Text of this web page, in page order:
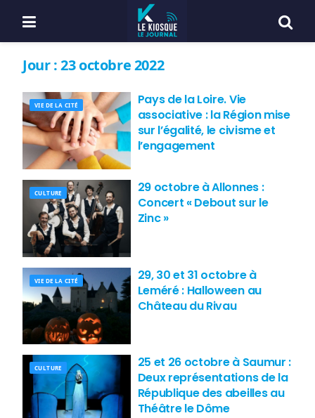
Jour :23 octobre 2022
VIE DE LA CITÉ
Pays de la Loire. Vie
associative : la Région mise
sur l’égalité, le civisme et
l’engagement
CULTURE
29 octobre à Allonnes :
Concert « Debout sur le
Zinc »
VIE DE LA CITÉ
29, 30 et 31 octobre à
Leméré : Halloween au
Château du Rivau
CULTURE
25 et 26 octobre à Saumur :
Deux représentations de la
République des abeilles au
Théâtre le Dôme